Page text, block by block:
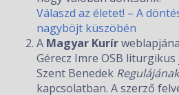
Válaszd az életet! – A
nagyböjt küszöbén
A Magyar Kurír
Gérecz Imre OSB
Szent Benedek Regulájának
kapcsolatban. A szerző